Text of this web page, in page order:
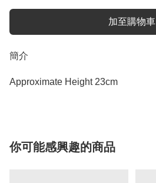
加至購物車
簡介
Approximate Height 23cm
你可能感興趣的商品